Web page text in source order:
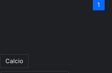
1
Calcio